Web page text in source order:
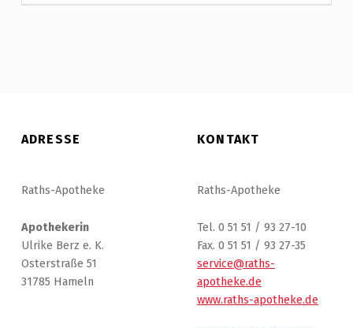
ADRESSE
Raths-Apotheke
Apothekerin
Ulrike Berz e. K.
Osterstraße 51
31785 Hameln
KONTAKT
Raths-Apotheke
Tel. 0 51 51 / 93 27-10
Fax. 0 51 51 / 93 27-35
service@raths-
apotheke.de
www.raths-apotheke.de